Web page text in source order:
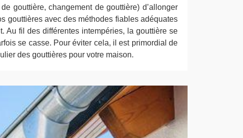
gouttière, changement de gouttière) d’allonger
gouttières avec des méthodes fiables adéquates
Au fil des différentes intempéries, la gouttière se
se casse. Pour éviter cela, il est primordial de
des gouttières pour votre maison.